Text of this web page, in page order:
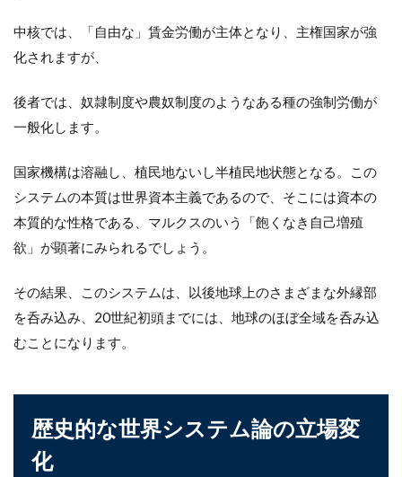
中核では、「自由な」賃金労働が主体となり、主権国家が強
化されますが、
後者では、奴隷制度や農奴制度のようなある種の強制労働が
一般化します。
国家機構は溶融し、植民地ないし半植民地状態となる。この
システムの本質は世界資本主義であるので、そこには資本の
本質的な性格である、マルクスのいう「飽くなき自己増殖
欲」が顕著にみられるでしょう。
その結果、このシステムは、以後地球上のさまざまな外縁部
を呑み込み、20世紀初頭までには、地球のほぼ全域を呑み込
むことになります。
歴史的な世界システム論の立場変
化